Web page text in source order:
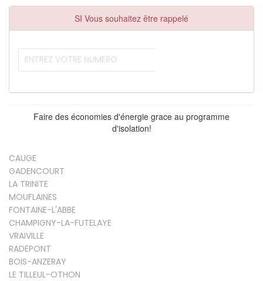
SI Vous souhaitez être rappelé
Faire des économies d'énergie grace au programme
d'isolation!
CAUGE
GADENCOURT
LA TRINITE
MOUFLAINES
FONTAINE-L'ABBE
CHAMPIGNY-LA-FUTELAYE
VRAIVILLE
RADEPONT
BOIS-ANZERAY
LE TILLEUL-OTHON